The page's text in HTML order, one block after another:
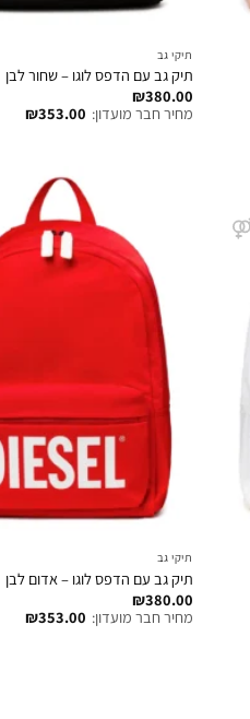
תיקי גב
תיק גב עם הדפס לוגו – שחור לבן
₪380.00
מחיר חבר מועדון:
₪353.00
תיקי גב
תיק גב עם הדפס לוגו – אדום לבן
₪380.00
מחיר חבר מועדון:
₪353.00